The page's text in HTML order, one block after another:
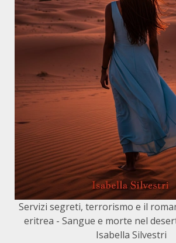
Servizi segreti, terrorismo e il
eritrea - Sangue e morte nel
Isabella Silvestri